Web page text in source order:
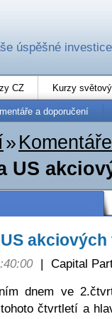
úspěšné investice
CZ Kurzy
a doporučení
»
US
| Capital
dnem ve
čtvrtletí a